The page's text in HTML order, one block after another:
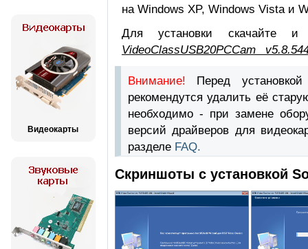
Видеокарты
на Windows XP, Windows Vista и
Для установки
VideoClassUSB20PCCam_
Внимание! Перед
рекомендутся удалить её
необходимо - при замене
версий драйверов для
разделе FAQ.
Скриншоты с установкой